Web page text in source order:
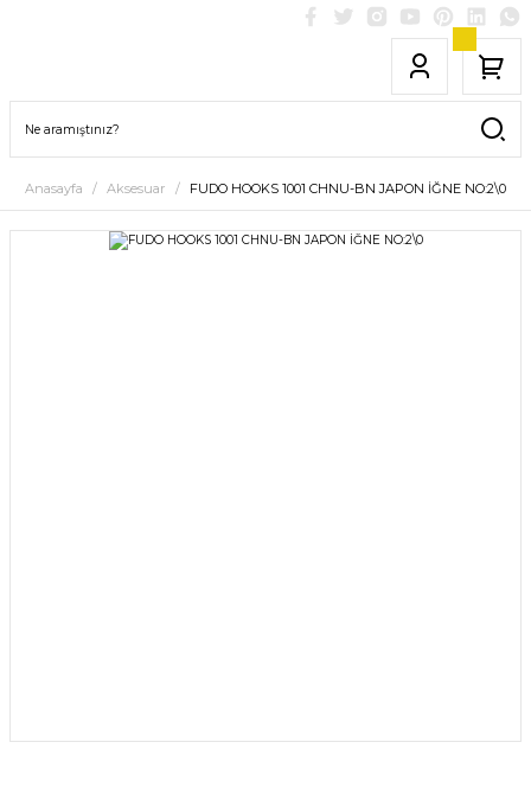
Anasayfa Aksesuar FUDO HOOKS 1001 CHNU-BN JAPON İĞNE NO:2\0